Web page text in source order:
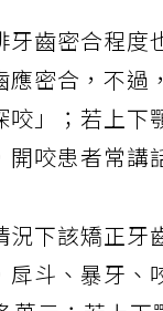
牙齒密合程度
應密合，不過
咬」；若上下
開咬患者常講
況下該矯正牙
戽斗、暴牙、